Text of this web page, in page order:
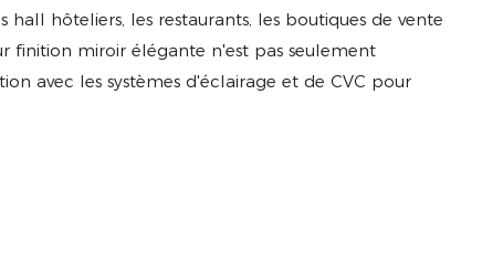
hôteliers, les restaurants, les boutiques de vente
finition miroir élégante n'est pas seulement
avec les systèmes d'éclairage et de CVC pour